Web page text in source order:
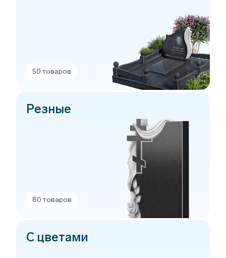
50 товаров
Резные
80 товаров
С цветами